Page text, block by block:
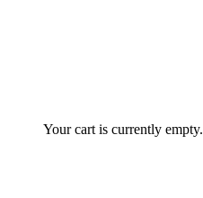
Your cart is currently empty.